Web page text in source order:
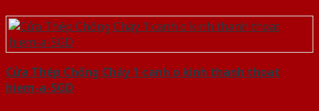
Cửa Thép Chống Cháy 1 canh o kinh thanh thoat
hiem-a-SGD